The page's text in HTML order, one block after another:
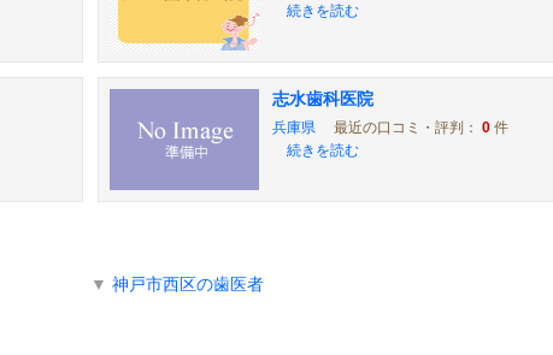
続きを読む
志水歯科医院
兵庫県 最近の口コミ・評判： 0件
続きを読む
▼ 神戸市西区の歯医者